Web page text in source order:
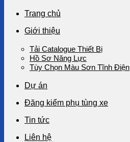
Trang chủ
Giới thiệu
Tải Catalogue Thiết Bị
Hồ Sơ Năng Lực
Tùy Chọn Màu Sơn Tĩnh Điện
Dự án
Đăng kiểm phụ tùng xe
Tin tức
Liên hệ